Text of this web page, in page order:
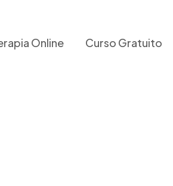
Online Curso Gratuito